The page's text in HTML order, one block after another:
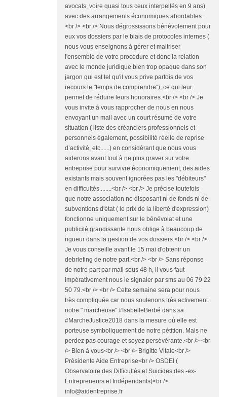
avocats, voire quasi tous ceux interpellés en 9 ans)
avec des arrangements économiques abordables.
<br /> <br /> Nous dégrossissons bénévolement pour
eux vos dossiers par le biais de protocoles internes (
nous vous enseignons à gérer et maitriser
l'ensemble de votre procédure et donc la relation
avec le monde juridique bien trop opaque dans son
jargon qui est tel qu'il vous prive parfois de vos
recours le "temps de comprendre"), ce qui leur
permet de réduire leurs honoraires.<br /> <br /> Je
vous invite à vous rapprocher de nous en nous
envoyant un mail avec un court résumé de votre
situation ( liste des créanciers professionnels et
personnels également, possibilité réelle de reprise
d’activité, etc......) en considérant que nous vous
aiderons avant tout à ne plus graver sur votre
entreprise pour survivre économiquement, des aides
existants mais souvent ignorées pas les "débiteurs"
en difficultés........<br /> <br /> Je précise toutefois
que notre association ne disposant ni de fonds ni de
subventions d'état ( le prix de la liberté d'expression)
fonctionne uniquement sur le bénévolat et une
publicité grandissante nous oblige à beaucoup de
rigueur dans la gestion de vos dossiers.<br /> <br />
Je vous conseille avant le 15 mai d'obtenir un
debriefing de notre part.<br /> <br /> Sans réponse
de notre part par mail sous 48 h, il vous faut
impérativement nous le signaler par sms au 06 79 22
50 79.<br /> <br /> Cette semaine sera pour nous
très compliquée car nous soutenons très activement
notre " marcheuse" #IsabelleBerbé dans sa
#MarcheJustice2018 dans la mesure où elle est
porteuse symboliquement de notre pétition. Mais ne
perdez pas courage et soyez persévérante.<br /> <br
/> Bien à vous<br /> <br /> Brigitte Vitale<br />
Présidente Aide Entreprise<br /> OSDEI (
Observatoire des Difficultés et Suicides des -ex-
Entrepreneurs et Indépendants)<br />
info@aidentreprise.fr